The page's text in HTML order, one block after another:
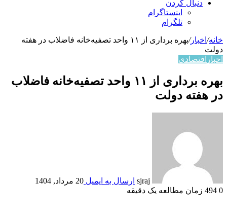
دنبال کردن
اینستاگرام
تلگرام
خانه/ اخبار/
بهره برداری از ۱۱ واحد تصفیه‌خانه فاضلاب در هفته
دولت
اخبار اقتصادي
بهره برداری از ۱۱ واحد تصفیه‌خانه فاضلاب
در هفته دولت
sjraj ارسال به ایمیل 20 مرداد, 1404
0
زمان مطالعه یک دقیقه